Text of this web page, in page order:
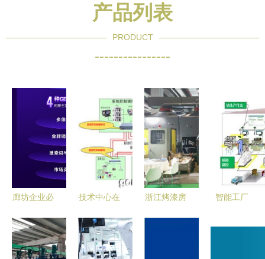
产品列表
PRODUCT
----------------
廊坊企业必
GIS服务商
综合竞争力
技术中心在
制自动化领
域的典型应
浙江烤漆房
智能工厂